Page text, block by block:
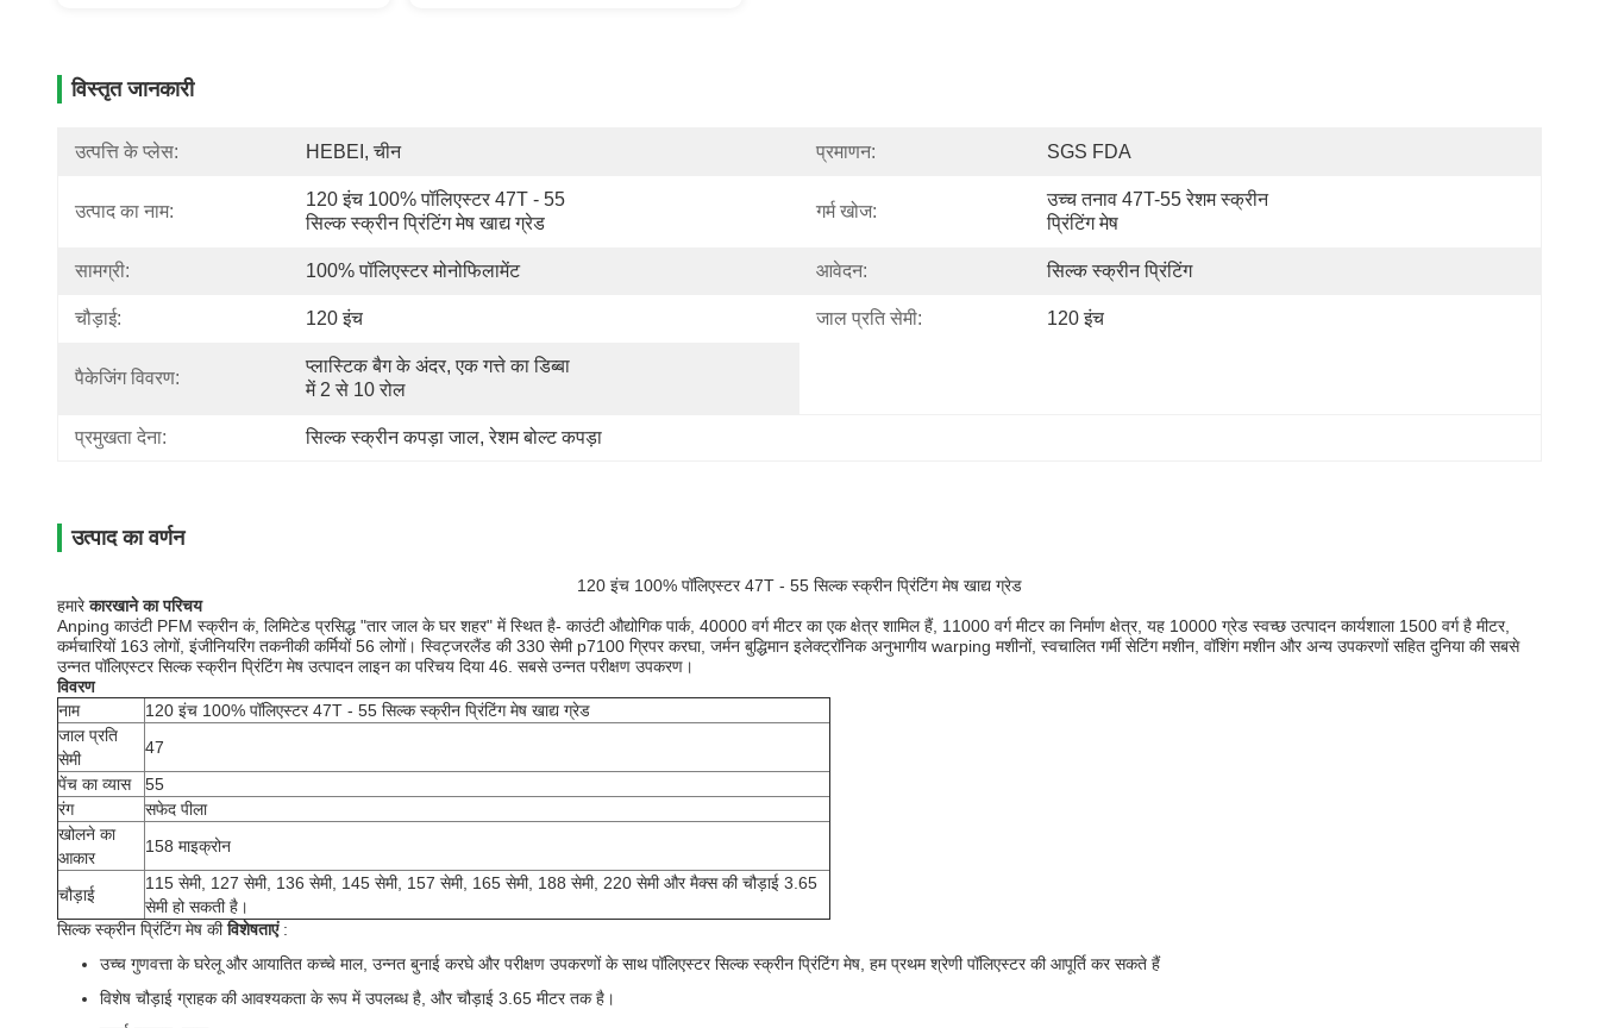
विस्तृत जानकारी
उत्पत्ति के प्लेस: HEBEI, चीन प्रमाणन: SGS FDA
उत्पाद का नाम:
120 इंच 100% पॉलिएस्टर 47T - 55
सिल्क स्क्रीन प्रिंटिंग मेष खाद्य ग्रेड
गर्म खोज:
उच्च तनाव 47T-55 रेशम स्क्रीन
प्रिंटिंग मेष
सामग्री: 100% पॉलिएस्टर मोनोफिलामेंट आवेदन: सिल्क स्क्रीन प्रिंटिंग
चौड़ाई: 120 इंच जाल प्रति सेमी: 120 इंच
पैकेजिंग विवरण:
प्लास्टिक बैग के अंदर, एक गत्ते का डिब्बा
में 2 से 10 रोल
प्रमुखता देना: सिल्क स्क्रीन कपड़ा जाल, रेशम बोल्ट कपड़ा
उत्पाद का वर्णन
120 इंच 100% पॉलिएस्टर 47T - 55 सिल्क स्क्रीन प्रिंटिंग मेष खाद्य ग्रेड
हमारेकारखाने का परिचय
Anping काउंटी PFM स्क्रीन कं, लिमिटेड प्रसिद्ध "तार जाल के घर शहर" में स्थित है- काउंटी औद्योगिक पार्क, 40000 वर्ग मीटर का एक क्षेत्र शामिल हैं, 11000 वर्ग मीटर का निर्माण क्षेत्र, यह 10000 ग्रेड स्वच्छ उत्पादन कार्यशाला 1500 वर्ग है मीटर,
कर्मचारियों 163 लोगों, इंजीनियरिंग तकनीकी कर्मियों 56 लोगों। स्विट्जरलैंड की 330 सेमी p7100 ग्रिपर करघा, जर्मन बुद्धिमान इलेक्ट्रॉनिक अनुभागीय warping मशीनों, स्वचालित गर्मी सेटिंग मशीन, वॉशिंग मशीन और अन्य उपकरणों सहित दुनिया की सबसे
उन्नत पॉलिएस्टर सिल्क स्क्रीन प्रिंटिंग मेष उत्पादन लाइन का परिचय दिया 46. ​​सबसे उन्नत परीक्षण उपकरण।
विवरण
नाम
120 इंच 100% पॉलिएस्टर 47T - 55 सिल्क स्क्रीन प्रिंटिंग मेष खाद्य ग्रेड
जाल प्रति
सेमी
47
पेंच का व्यास
55
रंग
सफेद पीला
खोलने का
आकार
158 माइक्रोन
चौड़ाई
115 सेमी, 127 सेमी, 136 सेमी, 145 सेमी, 157 सेमी, 165 सेमी, 188 सेमी, 220 सेमी और मैक्स की चौड़ाई 3.65
सेमी हो सकती है।
सिल्क स्क्रीन प्रिंटिंग मेष कीविशेषताएं:
उच्च गुणवत्ता के घरेलू और आयातित कच्चे माल, उन्नत बुनाई करघे और परीक्षण उपकरणों के साथ पॉलिएस्टर सिल्क स्क्रीन प्रिंटिंग मेष, हम प्रथम श्रेणी पॉलिएस्टर की आपूर्ति कर सकते हैं
विशेष चौड़ाई ग्राहक की आवश्यकता के रूप में उपलब्ध है, और चौड़ाई 3.65 मीटर तक है।